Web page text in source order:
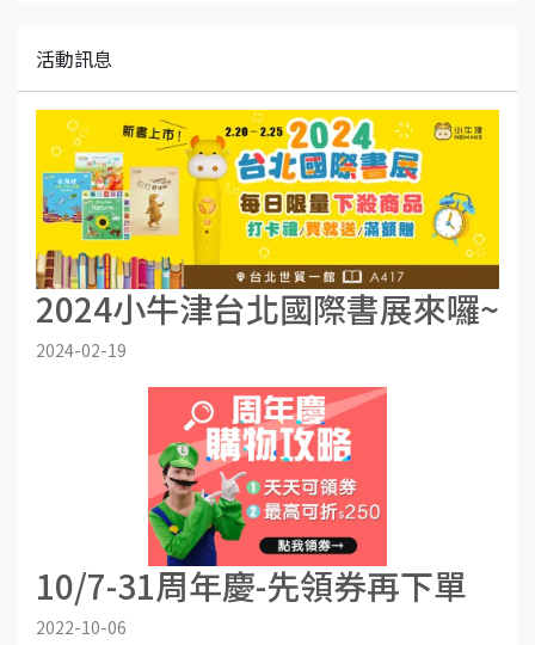
活動訊息
2024小牛津台北國際書展來囉~
2024-02-19
10/7-31周年慶-先領券再下單
2022-10-06